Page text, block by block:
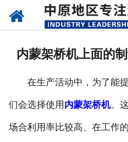
内蒙架桥机上面的
在生产活动中，为了能提
们会选择使用 内蒙架桥机。
场合利用率比较高、在工作